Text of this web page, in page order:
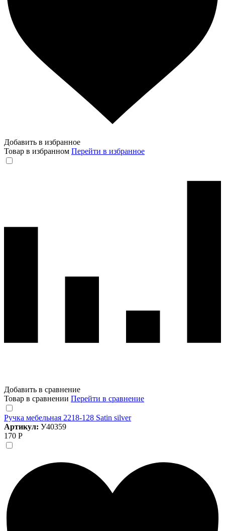
Добавить в избранное
Товар в избранном Перейти в избранное
Добавить в сравнение
Товар в сравнении Перейти в сравнение
Ручка мебельная 2218-128 Satin silver
Артикул: У40359
170 Р